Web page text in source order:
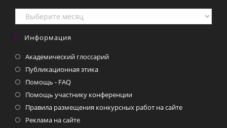
Архивы
СМИ
Информация
Академический глоссарий
Публикационная этика
Помощь - FAQ
Помощь участнику конференции
Правила размещения конкурсных работ на сайте
Реклама на сайте